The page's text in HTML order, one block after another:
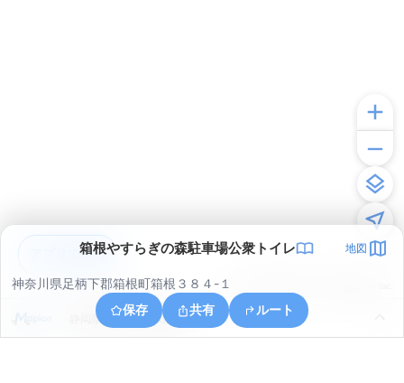
箱根やすらぎの森駐車場公衆トイレ 地図
神奈川県足柄下郡箱根町箱根３８４-１
保存
共有 ルート
静岡県田方郡函南町桑原
アプリで見る